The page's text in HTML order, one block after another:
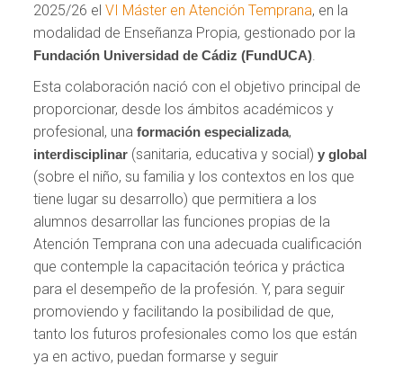
2025/26 elVI Máster en Atención Temprana, en la
modalidad de Enseñanza Propia, gestionado por la
Fundación Universidad de Cádiz (FundUCA)
Esta colaboración nació con el objetivo principal de
proporcionar, desde los ámbitos académicos y
profesional, unaformación especializada,
interdisciplinar (sanitaria, educativa y social)y global
(sobre el niño, su familia y los contextos en los que
tiene lugar su desarrollo) que permitiera a los
alumnos desarrollar las funciones propias de la
Atención Temprana con una adecuada cualificación
que contemple la capacitación teórica y práctica
para el desempeño de la profesión. Y, para seguir
promoviendo y facilitando la posibilidad de que,
tanto los futuros profesionales como los que están
ya en activo, puedan formarse y seguir